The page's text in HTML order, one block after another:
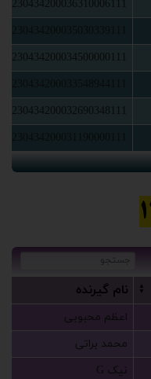
‫نام گ‬‏یرنده
‫اعظم محبوبی‬‏
‫محمد براتی‬‏
‫نیک G‬‏